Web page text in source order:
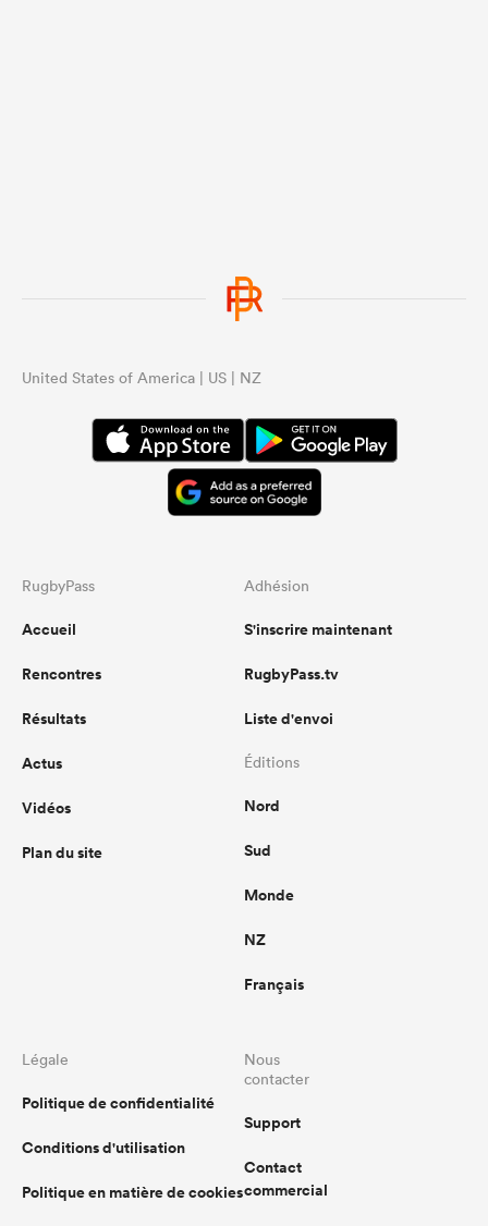
United States of America | US | NZ
RugbyPass
Accueil
Rencontres
Résultats
Actus
Vidéos
Plan du site
Adhésion
S'inscrire maintenant
RugbyPass.tv
Liste d'envoi
Éditions
Nord
Sud
Monde
NZ
Français
Légale
Politique de confidentialité
Conditions d'utilisation
Politique en matière de cookies
Nous
contacter
Support
Contact
commercial